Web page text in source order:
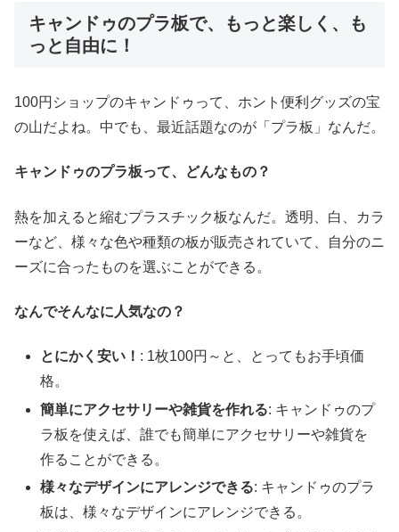
キャンドゥのプラ板で、もっと楽しく、も
っと自由に！
100円ショップのキャンドゥって、ホント便利グッズの宝
の山だよね。中でも、最近話題なのが「プラ板」なんだ。
キャンドゥのプラ板って、どんなもの？
熱を加えると縮むプラスチック板なんだ。透明、白、カラ
ーなど、様々な色や種類の板が販売されていて、自分のニ
ーズに合ったものを選ぶことができる。
なんでそんなに人気なの？
とにかく安い！ : 1枚100円～と、とってもお手頃価
格。
簡単にアクセサリーや雑貨を作れる: キャンドゥのプ
ラ板を使えば、誰でも簡単にアクセサリーや雑貨を
作ることができる。
様々なデザインにアレンジできる: キャンドゥのプラ
板は、様々なデザインにアレンジできる。